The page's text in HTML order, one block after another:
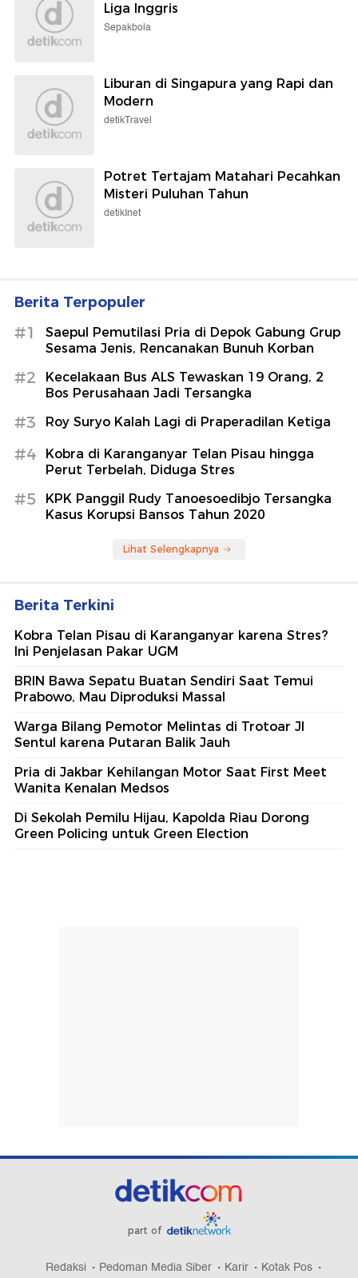
Liga Inggris
Sepakbola
Liburan di Singapura yang Rapi dan
Modern
detikTravel
Potret Tertajam Matahari Pecahkan
Misteri Puluhan Tahun
detikInet
Berita Terpopuler
#1
Saepul Pemutilasi Pria di Depok Gabung Grup
Sesama Jenis, Rencanakan Bunuh Korban
#2
Kecelakaan Bus ALS Tewaskan 19 Orang, 2
Bos Perusahaan Jadi Tersangka
#3 Roy Suryo Kalah Lagi di Praperadilan Ketiga
#4
Kobra di Karanganyar Telan Pisau hingga
Perut Terbelah, Diduga Stres
#5
KPK Panggil Rudy Tanoesoedibjo Tersangka
Kasus Korupsi Bansos Tahun 2020
Lihat Selengkapnya
Berita Terkini
Kobra Telan Pisau di Karanganyar karena Stres?
Ini Penjelasan Pakar UGM
BRIN Bawa Sepatu Buatan Sendiri Saat Temui
Prabowo, Mau Diproduksi Massal
Warga Bilang Pemotor Melintas di Trotoar Jl
Sentul karena Putaran Balik Jauh
Pria di Jakbar Kehilangan Motor Saat First Meet
Wanita Kenalan Medsos
Di Sekolah Pemilu Hijau, Kapolda Riau Dorong
Green Policing untuk Green Election
part of
Redaksi Pedoman Media Siber Karir Kotak Pos